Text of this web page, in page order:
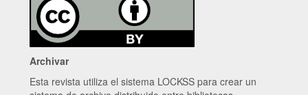
Archivar
Esta revista utiliza el sistema LOCKSS para crear un